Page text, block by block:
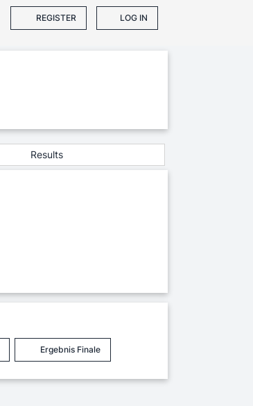
REGISTER LOG IN
Results
Ergebnis Finale